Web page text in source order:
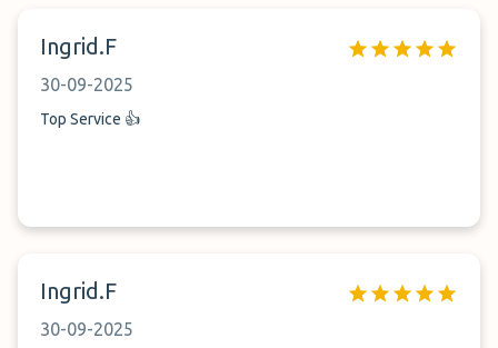
Ingrid.F
30-09-2025
Top Service 👍
Ingrid.F
30-09-2025